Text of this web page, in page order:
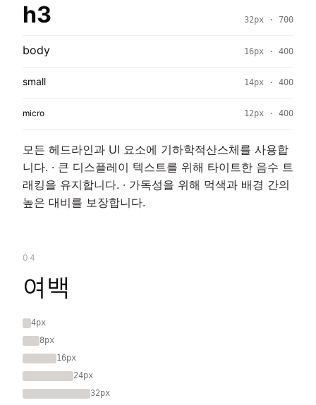
h3 32px · 700
body 16px · 400
small 14px · 400
micro 12px · 400
모든 헤드라인과 UI 요소에 기하학적산스체를 사용합
니다. · 큰 디스플레이 텍스트를 위해 타이트한 음수 트
래킹을 유지합니다. · 가독성을 위해 먹색과 배경 간의
높은 대비를 보장합니다.
04
여백
4px
8px
16px
24px
32px